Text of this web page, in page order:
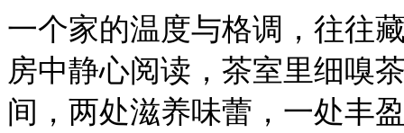
一个家的温度与格调，往往
房中静心阅读，茶室里细嗅
间，两处滋养味蕾，一处丰